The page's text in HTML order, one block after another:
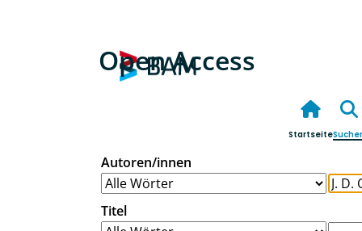
Open Access
Startseite
Autoren/innen
Titel